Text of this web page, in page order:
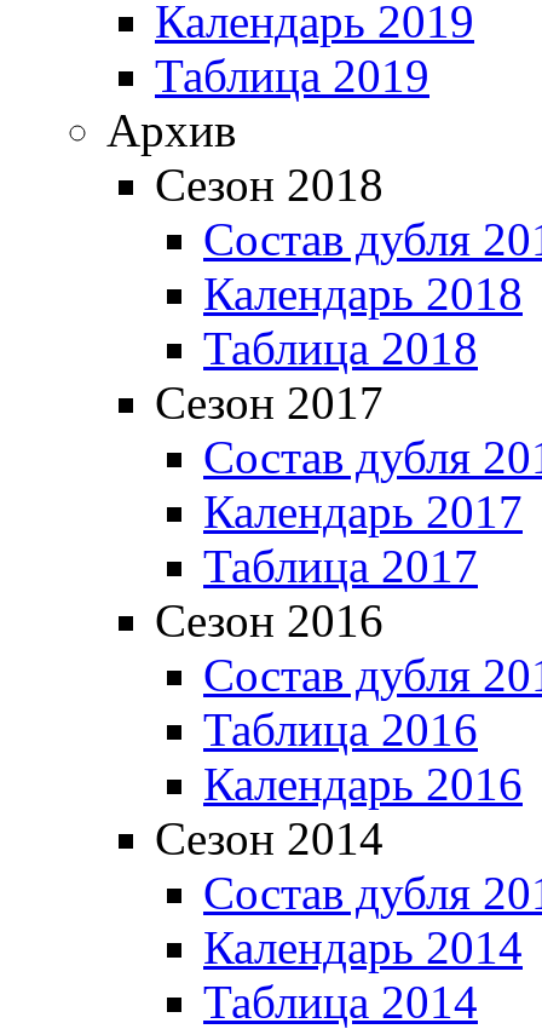
Календарь 2019
Таблица 2019
Архив
Сезон 2018
Состав дубля
Календарь 2018
Таблица 2018
Сезон 2017
Состав дубля
Календарь 2017
Таблица 2017
Сезон 2016
Состав дубля
Таблица 2016
Календарь 2016
Сезон 2014
Состав дубля
Календарь 2014
Таблица 2014